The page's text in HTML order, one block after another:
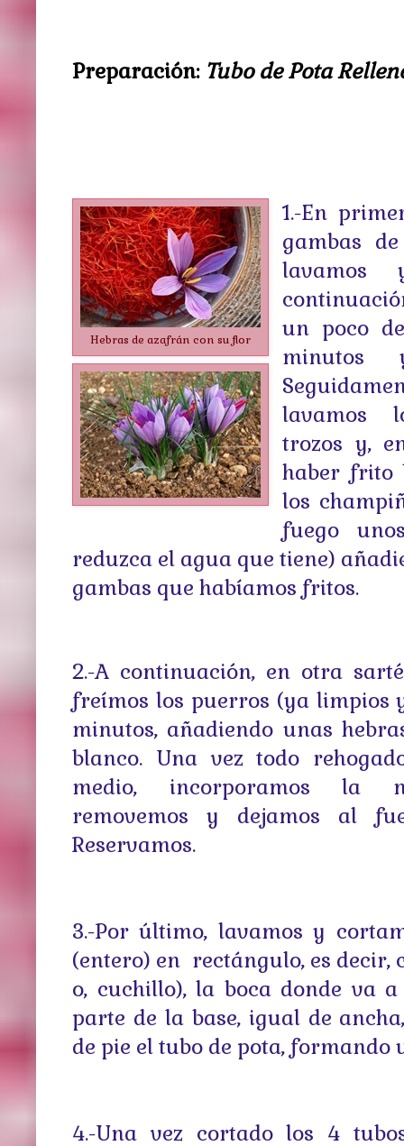
Preparación: Tubo de Pota
Hebras de azafrán con su flor
1.-En
gambas
un poco
minutos
lavamos
trozos y,
haber frito
los
fuego
reduzca el agua que tiene)
gambas que habíamos fritos.
2.-A continuación, en otra
freímos los puerros (ya limpios
minutos, añadiendo unas
blanco. Una vez todo
medio, incorporamos la
removemos y dejamos al
Reservamos.
3.-Por último, lavamos y
(entero) en rectángulo, es
o, cuchillo), la boca donde va
parte de la base, igual de
de pie el tubo de pota,
4.-Una vez cortado los 4